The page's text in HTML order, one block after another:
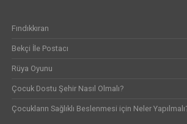
Fındıkkıran
Bekçi İle Postacı
Rüya Oyunu
Çocuk Dostu Şehir Nasıl Olmalı?
Çocukların Sağlıklı Beslenmesi için Neler